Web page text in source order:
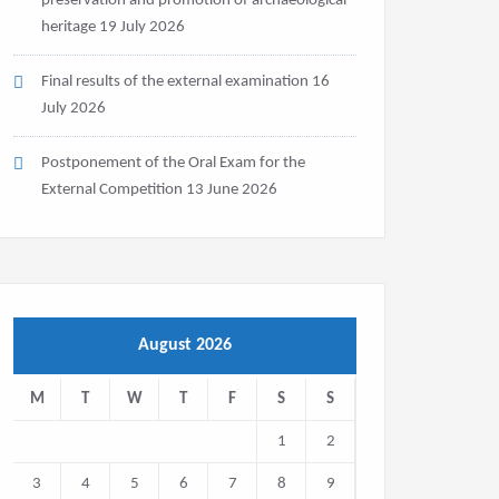
heritage 19 July 2026
Final results of the external examination 16
July 2026
Postponement of the Oral Exam for the
External Competition 13 June 2026
August 2026
M T W T F S S
1 2
3 4 5 6 7 8 9